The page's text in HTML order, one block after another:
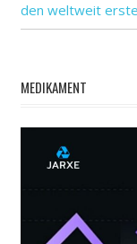
den weltweit
MEDIKAMENT